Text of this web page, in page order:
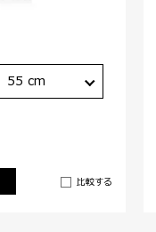
比較する
55 cm